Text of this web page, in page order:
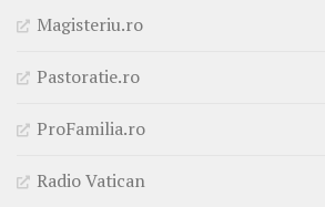
Magisteriu.ro
Pastoratie.ro
ProFamilia.ro
Radio Vatican